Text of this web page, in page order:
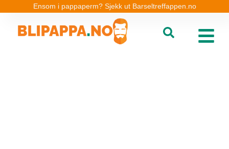
Ensom i pappaperm? Sjekk ut Barseltreffappen.no